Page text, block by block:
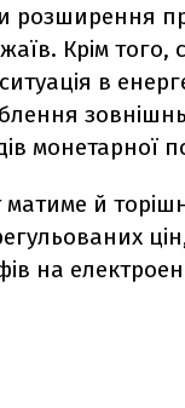
розширення
Крім того,
в
монетарної
й
на